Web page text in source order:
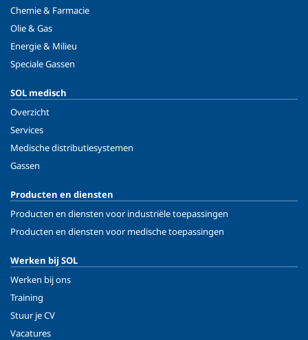
Chemie & Farmacie
Olie & Gas
Energie & Milieu
Speciale Gassen
SOL medisch
Overzicht
Services
Medische distributiesystemen
Gassen
Producten en diensten
Producten en diensten voor industriële toepassingen
Producten en diensten voor medische toepassingen
Werken bij SOL
Werken bij ons
Training
Stuur je CV
Vacatures